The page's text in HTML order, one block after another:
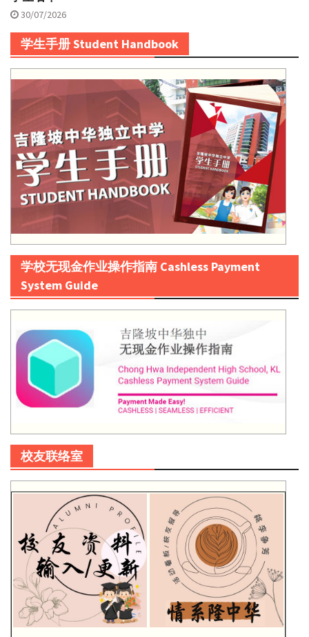
30/07/2026
学生手册 Student Handbook
学校无现金作业操作指南 Cashless Payment
System Guide
校友联络室